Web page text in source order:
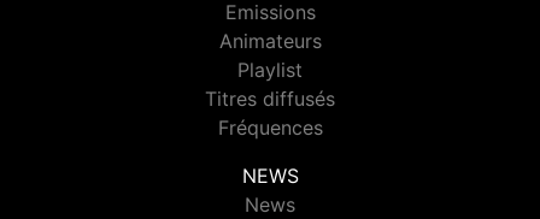
Emissions
Animateurs
Playlist
Titres diffusés
Fréquences
NEWS
News